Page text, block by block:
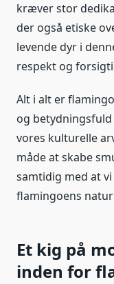
kræver stor
der også etiske
levende dyr i
respekt og
Alt i alt er
og
vores kulturelle
måde at skabe
samtidig med at
flamingoens
Et kig på
inden for